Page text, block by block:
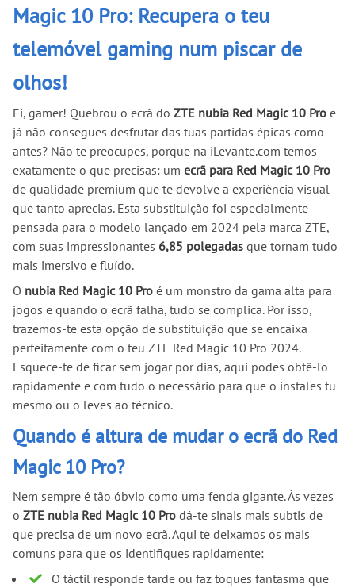
Magic 10 Pro: Recupera o teu
telemóvel gaming num piscar de
olhos!
Ei, gamer! Quebrou o ecrã do ZTE nubia Red Magic 10 Pro e
já não consegues desfrutar das tuas partidas épicas como
antes? Não te preocupes, porque na iLevante.com temos
exatamente o que precisas: um ecrã para Red Magic 10 Pro
de qualidade premium que te devolve a experiência visual
que tanto aprecias. Esta substituição foi especialmente
pensada para o modelo lançado em 2024 pela marca ZTE,
com suas impressionantes 6,85 polegadas que tornam tudo
mais imersivo e fluído.
O nubia Red Magic 10 Pro é um monstro da gama alta para
jogos e quando o ecrã falha, tudo se complica. Por isso,
trazemos-te esta opção de substituição que se encaixa
perfeitamente com o teu ZTE Red Magic 10 Pro 2024.
Esquece-te de ficar sem jogar por dias, aqui podes obtê-lo
rapidamente e com tudo o necessário para que o instales tu
mesmo ou o leves ao técnico.
Quando é altura de mudar o ecrã do Red
Magic 10 Pro?
Nem sempre é tão óbvio como uma fenda gigante. Às vezes
o ZTE nubia Red Magic 10 Pro dá-te sinais mais subtis de
que precisa de um novo ecrã. Aqui te deixamos os mais
comuns para que os identifiques rapidamente:
O táctil responde tarde ou faz toques fantasma que